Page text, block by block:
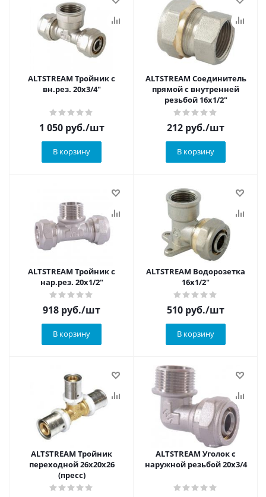
ALTSTREAM Тройник с
вн.рез. 20х3/4"
1 050руб./шт
В корзину
ALTSTREAM Соединитель
прямой с внутренней
резьбой 16х1/2"
212 руб./шт
В корзину
ALTSTREAM Тройник с
нар.рез. 20х1/2"
918 руб./шт
В корзину
ALTSTREAM Водорозетка
16х1/2"
510 руб./шт
В корзину
ALTSTREAM Тройник
переходной 26х20х26
(пресс)
ALTSTREAM Уголок с
наружной резьбой 20х3/4